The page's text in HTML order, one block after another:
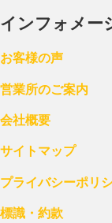
インフォメー
お客様の声
営業所のご案内
会社概要
サイトマップ
プライバシーポリ
標識・約款